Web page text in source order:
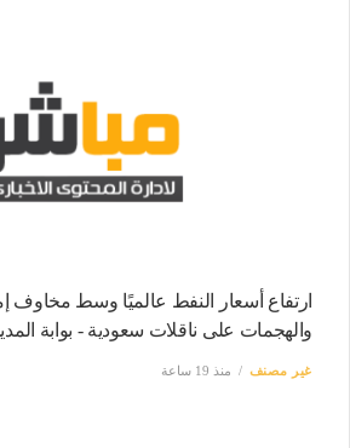
ارتفاع أسعار النفط عالميًا وسط مخاوف
والهجمات على ناقلات سعودية - بوابة
غير مصنف منذ 19 ساعة